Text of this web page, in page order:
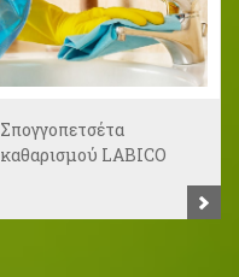
Σπογγοπετσέτα
καθαρισμού LABICO